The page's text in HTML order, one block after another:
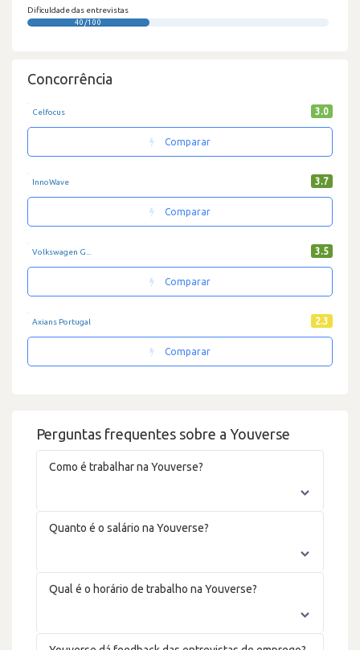
Perguntas frequentes sobre a Youverse
Como é trabalhar na Youverse?
Quanto é o salário na Youverse?
Qual é o horário de trabalho na Youverse?
Dificuldade das entrevistas
40/100
Concorrência
Celfocus 3.0
Comparar
InnoWave 3.7
Comparar
Volkswagen G... 3.5
Comparar
Axians Portugal 2.3
Comparar